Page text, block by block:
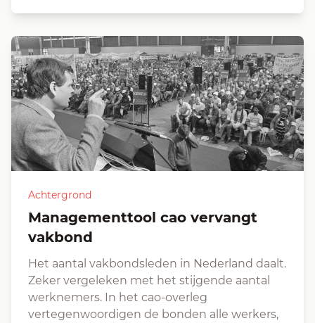
Achtergrond
Managementtool cao vervangt
vakbond
Het aantal vakbondsleden in Nederland daalt.
Zeker vergeleken met het stijgende aantal
werknemers. In het cao-overleg
vertegenwoordigen de bonden alle werkers,